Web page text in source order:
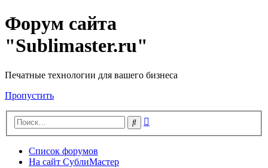
Форум сайта
"Sublimaster.ru"
Печатные технологии для вашего бизнеса
Пропустить
Поиск
Список форумов
На сайт СублиМастер